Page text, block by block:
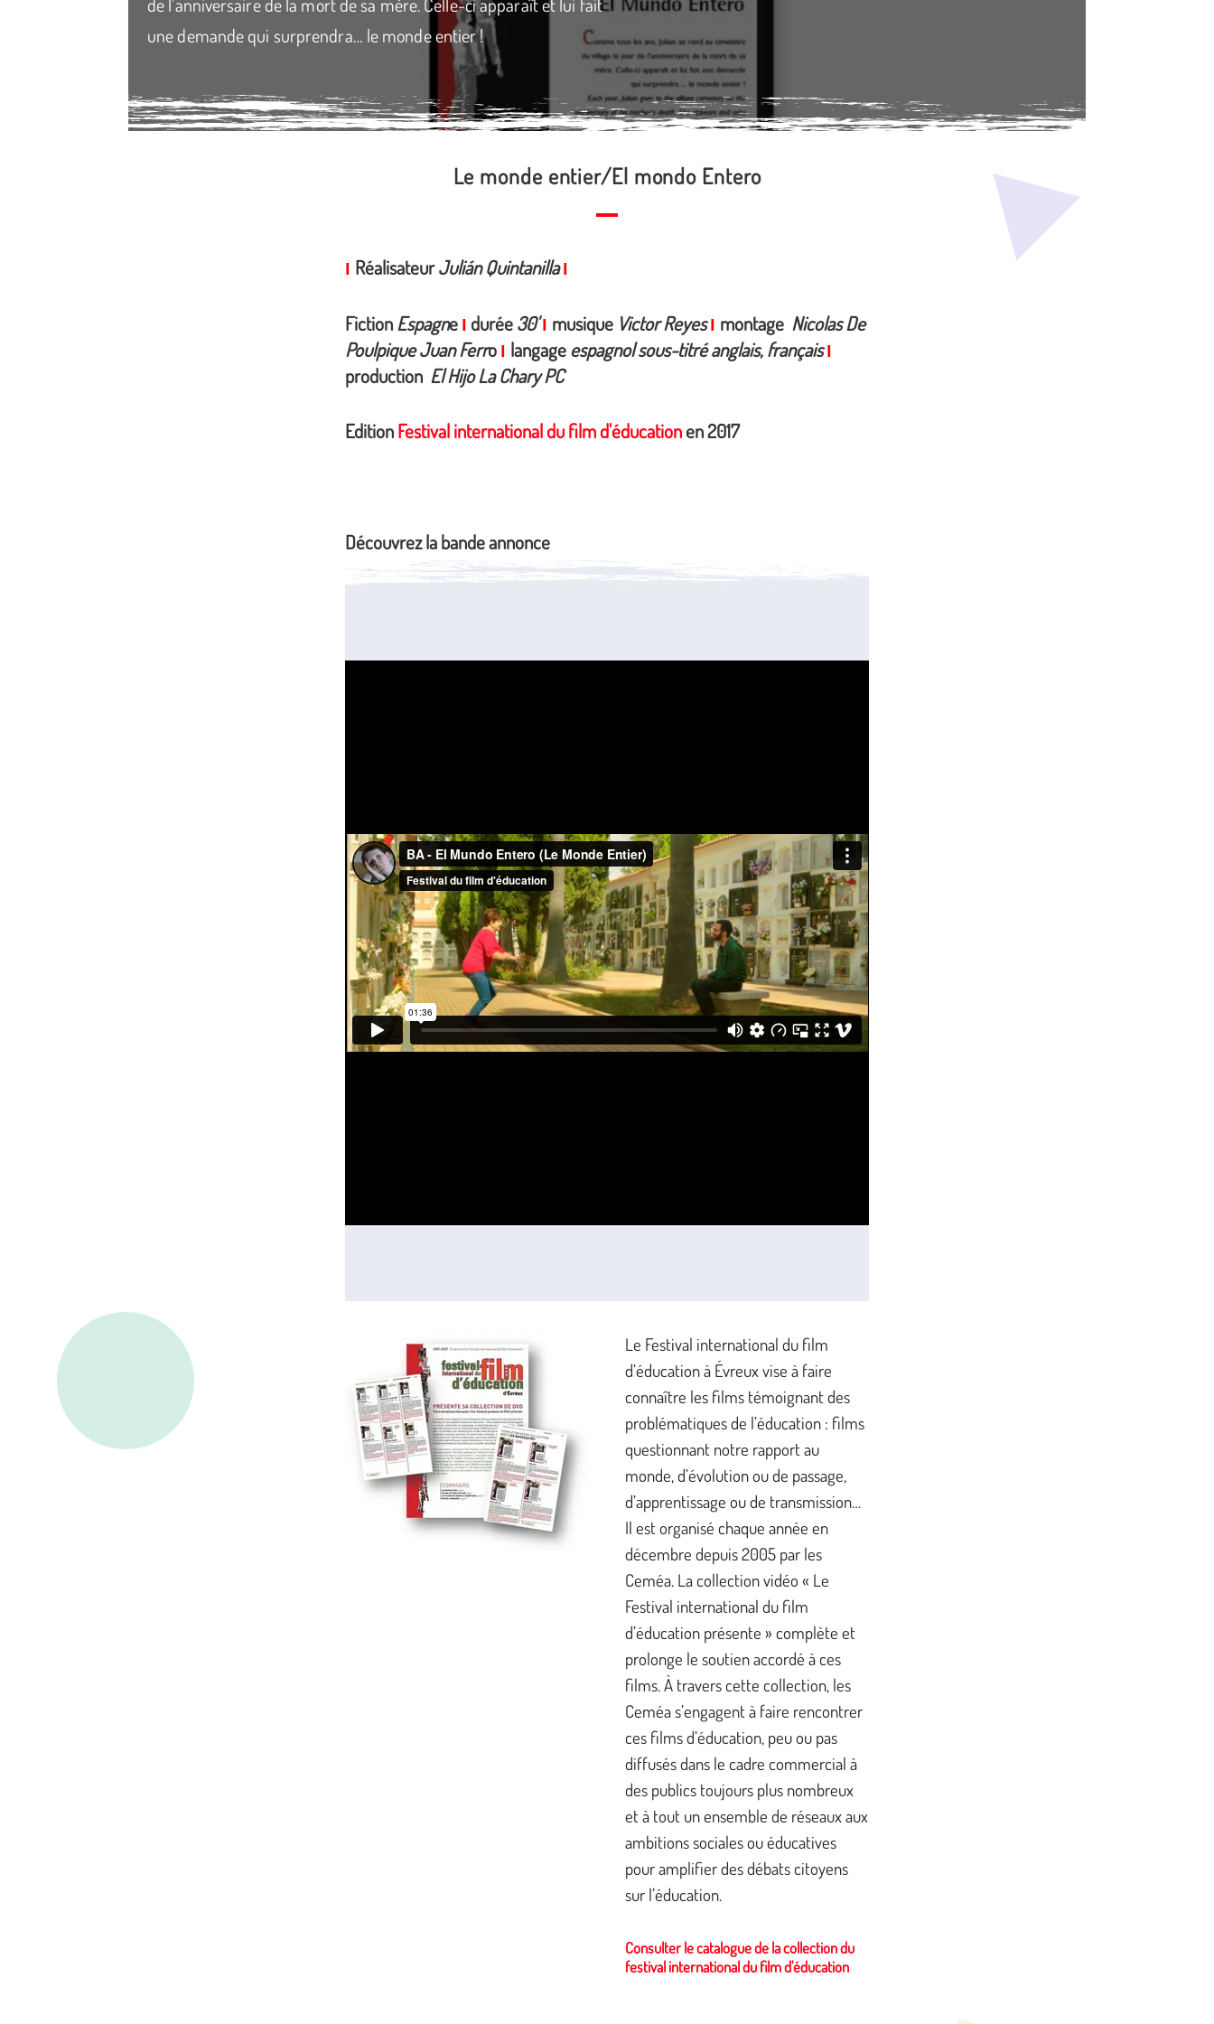
une demande qui surprendra… le monde entier !
Le monde entier/El mondo Entero
I RéalisateurJulián Quintanilla I
FictionEspagne I durée30' I musique Victor Reyes I montage Nicolas De
Poulpique Juan Ferro I langageespagnol sous-titré anglais, français I
production El Hijo La Chary PC
EditionFestival international du film d'éducationen 2017
Découvrez la bande annonce
Le Festival international du film
d’éducation à Évreux vise à faire
connaître les films témoignant des
problématiques de l’éducation : films
questionnant notre rapport au
monde, d’évolution ou de passage,
d’apprentissage ou de transmission…
Il est organisé chaque année en
décembre depuis 2005 par les
Ceméa. La collection vidéo « Le
Festival international du film
d’éducation présente » complète et
prolonge le soutien accordé à ces
films. À travers cette collection, les
Ceméa s’engagent à faire rencontrer
ces films d’éducation, peu ou pas
diffusés dans le cadre commercial à
des publics toujours plus nombreux
et à tout un ensemble de réseaux aux
ambitions sociales ou éducatives
pour amplifier des débats citoyens
sur l’éducation.
Consulter le catalogue de la collection du
festival international du film d'éducation